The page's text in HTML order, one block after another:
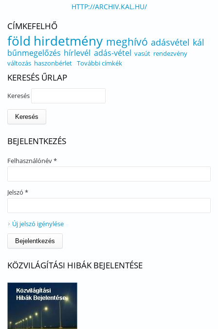
HTTP://ARCHIV.KAL.HU/
CÍMKEFELHŐ
föld hirdetmény meghívó adásvétel kál
bűnmegelőzés hírlevél adás-vétel vasút rendezvény
változás haszonbérlet További címkék
KERESÉS ŰRLAP
Keresés
BEJELENTKEZÉS
Felhasználónév*
Jelszó *
Új jelszó igénylése
KÖZVILÁGÍTÁSI HIBÁK BEJELENTÉSE